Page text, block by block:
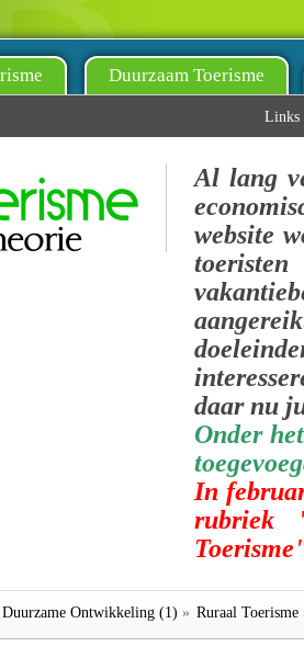
Duurzaam Toerisme
Links
Al lang
website
daar nu
Onder
In
rubriek
Duurzame Ontwikkeling (1) » Ruraal Toerisme